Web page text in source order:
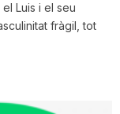
Luis i el seu
fràgil, tot